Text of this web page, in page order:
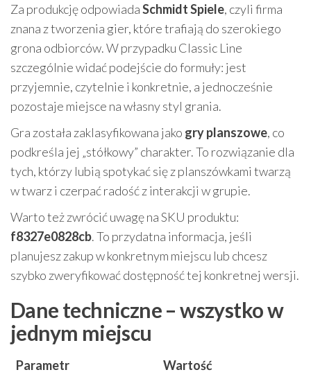
Za produkcję odpowiadaSchmidt Spiele, czyli firma
znana z tworzenia gier, które trafiają do szerokiego
grona odbiorców. W przypadku Classic Line
szczególnie widać podejście do formuły: jest
przyjemnie, czytelnie i konkretnie, a jednocześnie
pozostaje miejsce na własny styl grania.
Gra została zaklasyfikowana jako gry planszowe, co
podkreśla jej „stółkowy” charakter. To rozwiązanie dla
tych, którzy lubią spotykać się z planszówkami twarzą
w twarz i czerpać radość z interakcji w grupie.
Warto też zwrócić uwagę na SKU produktu:
f8327e0828cb. To przydatna informacja, jeśli
planujesz zakup w konkretnym miejscu lub chcesz
szybko zweryfikować dostępność tej konkretnej wersji.
Dane techniczne – wszystko w
jednym miejscu
Parametr Wartość